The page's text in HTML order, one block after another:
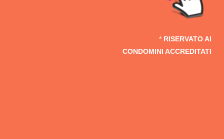
* RISERVATO AI
CONDOMINI ACCREDITATI